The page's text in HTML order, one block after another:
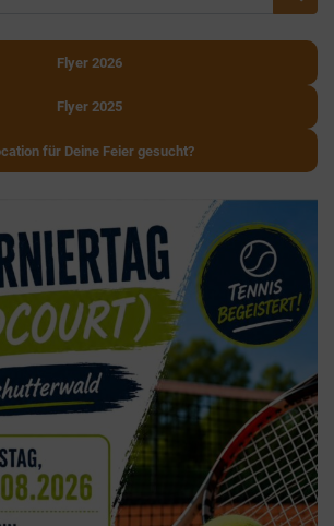
Flyer 2026
Flyer 2025
für Deine Feier gesucht?